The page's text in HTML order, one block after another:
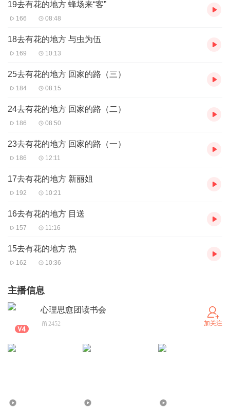
19去有花的地方 蜂场来“客”
166 08:48
18去有花的地方 与虫为伍
169 10:13
25去有花的地方 回家的路（三）
184 08:15
24去有花的地方 回家的路（二）
186 08:50
23去有花的地方 回家的路（一）
186 12:11
17去有花的地方 新丽姐
192 10:21
16去有花的地方 目送
157 11:16
15去有花的地方 热
162 10:36
主播信息
心理思愈团读书会
2452 加关注